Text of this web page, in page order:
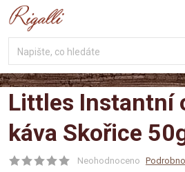
Přejít
na
Littles Instantní
káva Skořice
Neohodnoceno